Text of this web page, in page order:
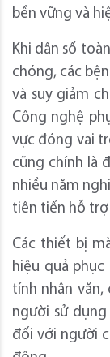
bền vững và
Khi dân số
chóng, các
và suy giảm
Công nghệ
vực đóng vai
cũng chính là
nhiều năm
tiên tiến hỗ
Các thiết bị
hiệu quả
tính nhân văn,
người sử
đối với người